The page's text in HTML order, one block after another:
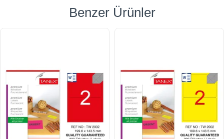
Benzer Ürünler